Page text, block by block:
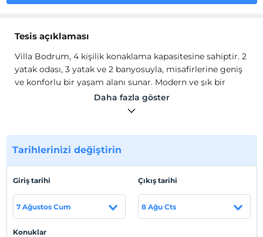
Tesis açıklaması
Villa Bodrum, 4 kişilik konaklama kapasitesine sahiptir. 2
yatak odası, 3 yatak ve 2 banyosuyla, misafirlerine geniş
ve konforlu bir yaşam alanı sunar. Modern ve şık bir
dekorasyonla donatılmış olan Villa Bodrum, tatiliniz
boyunca evinizin rahatlığını aratmayacak.
içerisinde muhteşem bir konaklama sunuyor. Günlük
yaşantımızda geçen yoğun iş stresi ve şehir ortamısın
yüksek sesinden sıkılan tatil severlerimiz için doğanın
tüm güzelliklerini, kuş seslerini, yeşilin ve mavinin göz
alıcı manzarasını deneyimleyebileceğiniz harika bir villa
sunuyoruz.
Daha fazla göster
Tarihlerinizi değiştirin
Giriş tarihi
7 Ağustos Cum
Çıkış tarihi
8 Ağu Cts
Konuklar